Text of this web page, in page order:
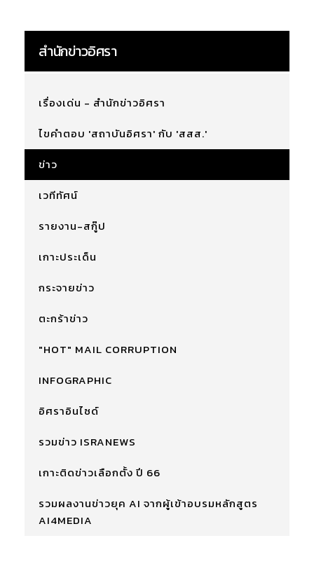
สำนักข่าวอิศรา
เรื่องเด่น - สำนักข่าวอิศรา
ไขคำตอบ 'สถาบันอิศรา' กับ 'สสส.'
ข่าว
เวทีทัศน์
รายงาน-สกู๊ป
เกาะประเด็น
กระจายข่าว
ตะกร้าข่าว
"HOT" MAIL CORRUPTION
INFOGRAPHIC
อิศราอินไซด์
รวมข่าว ISRANEWS
เกาะติดข่าวเลือกตั้ง ปี 66
รวมผลงานข่าวยุค AI จากผู้เข้าอบรมหลักสูตร
AI4MEDIA